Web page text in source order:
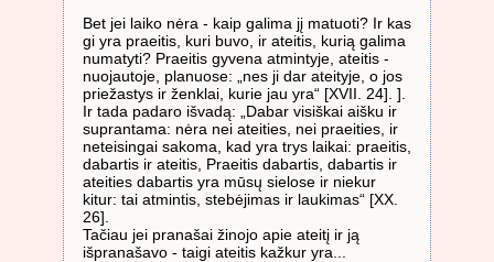
Bet jei laiko nėra - kaip galima jį matuoti? Ir kas
gi yra praeitis, kuri buvo, ir ateitis, kurią galima
numatyti? Praeitis gyvena atmintyje, ateitis -
nuojautoje, planuose: „nes ji dar ateityje, o jos
priežastys ir ženklai, kurie jau yra“ [XVII. 24]. ].
Ir tada padaro išvadą: „Dabar visiškai aišku ir
suprantama: nėra nei ateities, nei praeities, ir
neteisingai sakoma, kad yra trys laikai: praeitis,
dabartis ir ateitis, Praeitis dabartis, dabartis ir
ateities dabartis yra mūsų sielose ir niekur
kitur: tai atmintis, stebėjimas ir laukimas“ [XX.
26].
Tačiau jei pranašai žinojo apie ateitį ir ją
išpranašavo - taigi ateitis kažkur yra...